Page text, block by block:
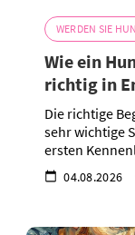
WERDEN SIE
Wie ein
richtig in
Die richtige
sehr wichtige
ersten
04.08.2026